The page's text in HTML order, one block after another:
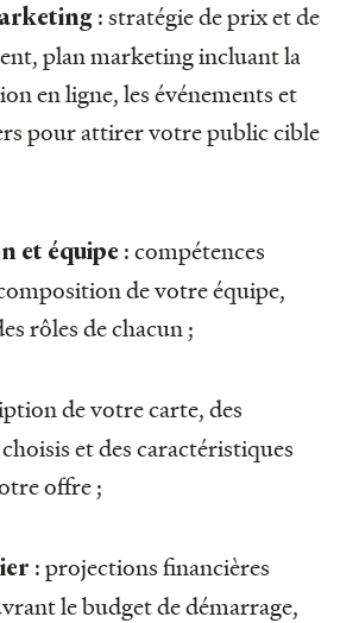
: stratégie de prix et de
plan marketing incluant la
en ligne, les événements et
pour attirer votre public cible
et équipe : compétences
de votre équipe,
rôles de chacun ;
de votre carte, des
et des caractéristiques
offre ;
: projections financières
le budget de démarrage,